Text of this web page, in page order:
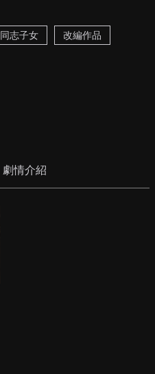
同志子女 改編作品
劇情介紹